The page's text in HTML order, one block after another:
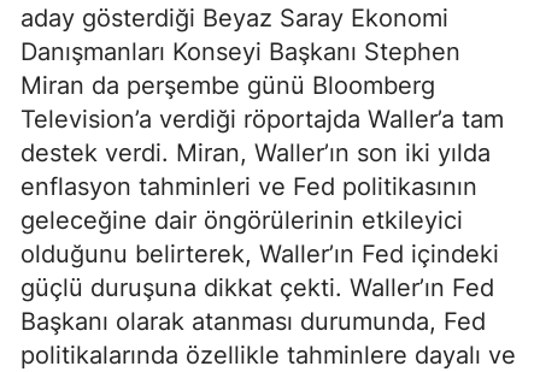
aday gösterdiği Beyaz Saray Ekonomi
Danışmanları Konseyi Başkanı Stephen
Miran da perşembe günü Bloomberg
Television’a verdiği röportajda Waller’a tam
destek verdi. Miran, Waller’ın son iki yılda
enflasyon tahminleri ve Fed politikasının
geleceğine dair öngörülerinin etkileyici
olduğunu belirterek, Waller’ın Fed içindeki
güçlü duruşuna dikkat çekti. Waller’ın Fed
Başkanı olarak atanması durumunda, Fed
politikalarında özellikle tahminlere dayalı ve